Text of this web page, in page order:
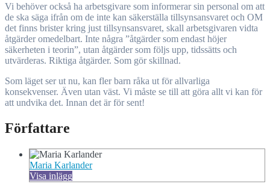
Vi behöver också ha arbetsgivare som informerar sin personal om att
de ska säga ifrån om de inte kan säkerställa tillsynsansvaret och OM
det finns brister kring just tillsynsansvaret, skall arbetsgivaren vidta
åtgärder omedelbart. Inte några ”åtgärder som endast höjer
säkerheten i teorin”, utan åtgärder som följs upp, tidssätts och
utvärderas. Riktiga åtgärder. Som gör skillnad.
Som läget ser ut nu, kan fler barn råka ut för allvarliga
konsekvenser. Även utan väst. Vi måste se till att göra allt vi kan för
att undvika det. Innan det är för sent!
Författare
Maria Karlander
Visa inlägg